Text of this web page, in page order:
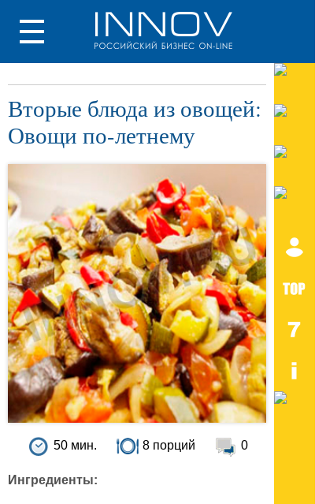
Вторые блюда из овощей:
Овощи по-летнему
50 мин. 8 порций 0
Ингредиенты: